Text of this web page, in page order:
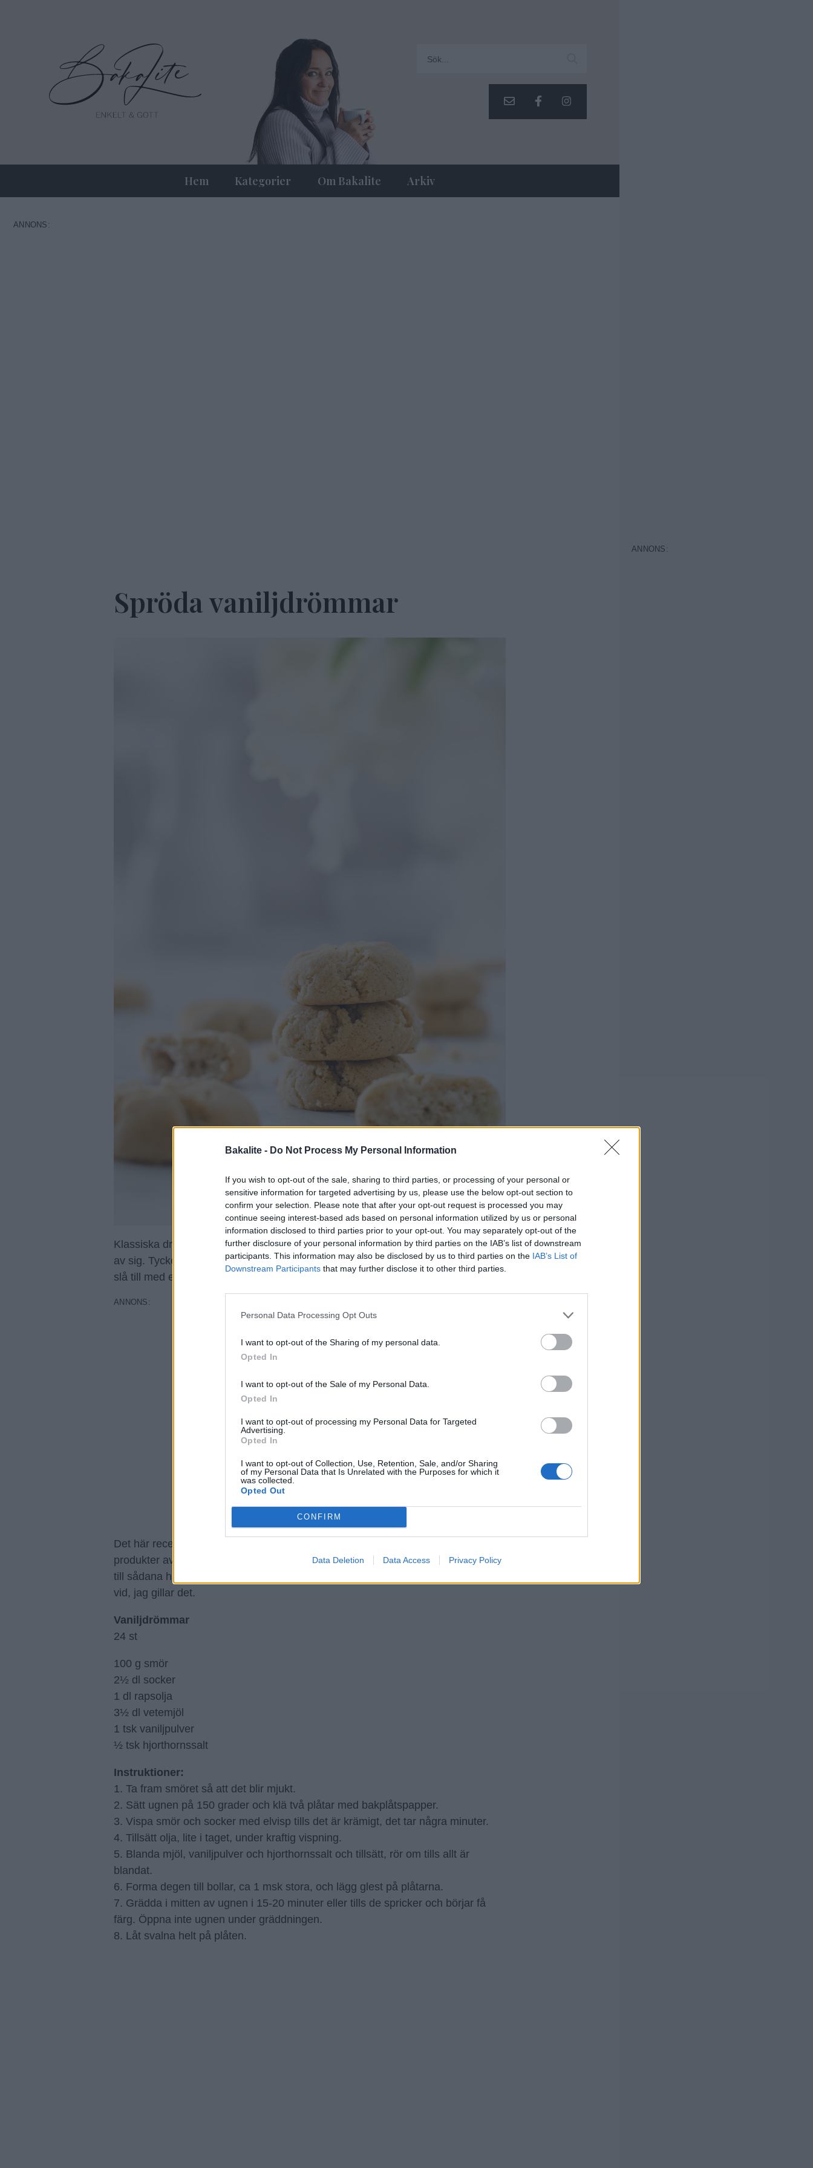
Bakalite - Do Not Process My Personal Information
If you wish to opt-out of the sale, sharing to third parties, or processing of your personal or
sensitive information for targeted advertising by us, please use the below opt-out section to
confirm your selection. Please note that after your opt-out request is processed you may
continue seeing interest-based ads based on personal information utilized by us or personal
information disclosed to third parties prior to your opt-out. You may separately opt-out of the
further disclosure of your personal information by third parties on the IAB’s list of downstream
participants. This information may also be disclosed by us to third parties on the IAB’s List of
Downstream Participants that may further disclose it to other third parties.
Personal Data Processing Opt Outs
I want to opt-out of the Sharing of my personal data.
Opted In
I want to opt-out of the Sale of my Personal Data.
Opted In
I want to opt-out of processing my Personal Data for Targeted
Advertising.
Opted In
I want to opt-out of Collection, Use, Retention, Sale, and/or Sharing
of my Personal Data that Is Unrelated with the Purposes for which it
was collected.
Opted Out
CONFIRM
Data Deletion Data Access Privacy Policy
Hem Kategorier Om Bakalite Arkiv
Spröda vaniljdrömmar
Klassiska drömmar ska smaka rejält av vanilj, de ska smälta i munnen och smula
av sig. Tycker jag. En småkaka som känns given på ett kafferep. Om vi nu skulle
slå till med ett sådant i någon slags historisk anda.
Det här receptet är skapat till
produkter av äkta vanilj. Här har jag använt den i pulverform som fungerar bäst
till sådana här torra kakor. Pulvret ger även kakorna lite mer färg än vi är vana
vid, jag gillar det.
Vaniljdrömmar
24 st
100 g smör
2½ dl socker
1 dl rapsolja
3½ dl vetemjöl
1 tsk vaniljpulver
½ tsk hjorthornssalt
Instruktioner:
1. Ta fram smöret så att det blir mjukt.
2. Sätt ugnen på 150 grader och klä två plåtar med bakplåtspapper.
3. Vispa smör och socker med elvisp tills det är krämigt, det tar några minuter.
4. Tillsätt olja, lite i taget, under kraftig vispning.
5. Blanda mjöl, vaniljpulver och hjorthornssalt och tillsätt, rör om tills allt är
blandat.
6. Forma degen till bollar, ca 1 msk stora, och lägg glest på plåtarna.
7. Grädda i mitten av ugnen i 15-20 minuter eller tills de spricker och börjar få
färg. Öppna inte ugnen under gräddningen.
8. Låt svalna helt på plåten.